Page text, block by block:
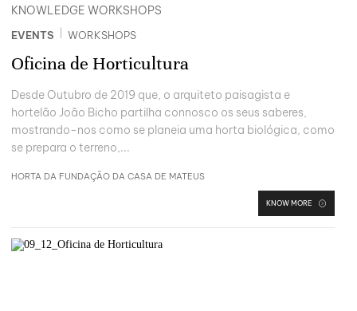
EVENTS WORKSHOPS
Oficina de Horticultura
Desde Outubro de 2019 que, o arquiteto paisagista e
hortelão João Bicho partilha connosco os seus saberes,
mostrando-nos como se planeia uma horta biológica, como
se prepara o terreno,...
HORTA DA FUNDAÇÃO DA CASA DE MATEUS
KNOW MORE
KNOWLEDGE WORKSHOPS